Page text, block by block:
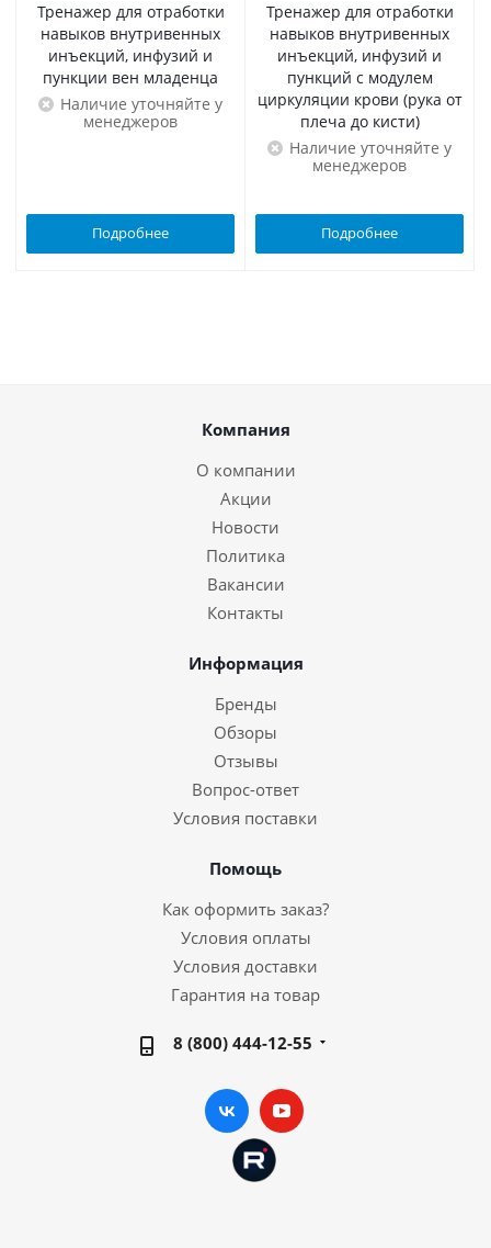
Тренажер для отработки
навыков внутривенных
инъекций, инфузий и
пункции вен младенца
Наличие уточняйте у
менеджеров
Подробнее
Тренажер для отработки
навыков внутривенных
инъекций, инфузий и
пункций с модулем
циркуляции крови (рука от
плеча до кисти)
Наличие уточняйте у
менеджеров
Подробнее
Компания
О компании
Акции
Новости
Политика
Вакансии
Контакты
Информация
Бренды
Обзоры
Отзывы
Вопрос-ответ
Условия поставки
Помощь
Как оформить заказ?
Условия оплаты
Условия доставки
Гарантия на товар
8 (800) 444-12-55